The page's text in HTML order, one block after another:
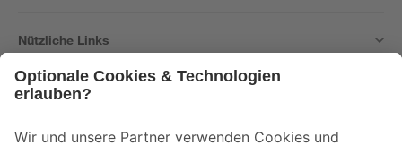
Nützliche Links
Der toom Newsletter: Keine Angebote und Aktionen mehr verpassen!